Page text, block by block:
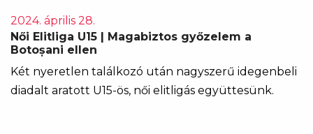
2024. április 28.
Női Elitliga U15 | Magabiztos győzelem a
Botoșani ellen
Két nyeretlen találkozó után nagyszerű idegenbeli
diadalt aratott U15-ös, női elitligás együttesünk.